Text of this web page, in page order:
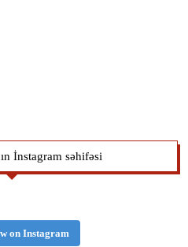
İnstagram səhifəsi
on Instagram